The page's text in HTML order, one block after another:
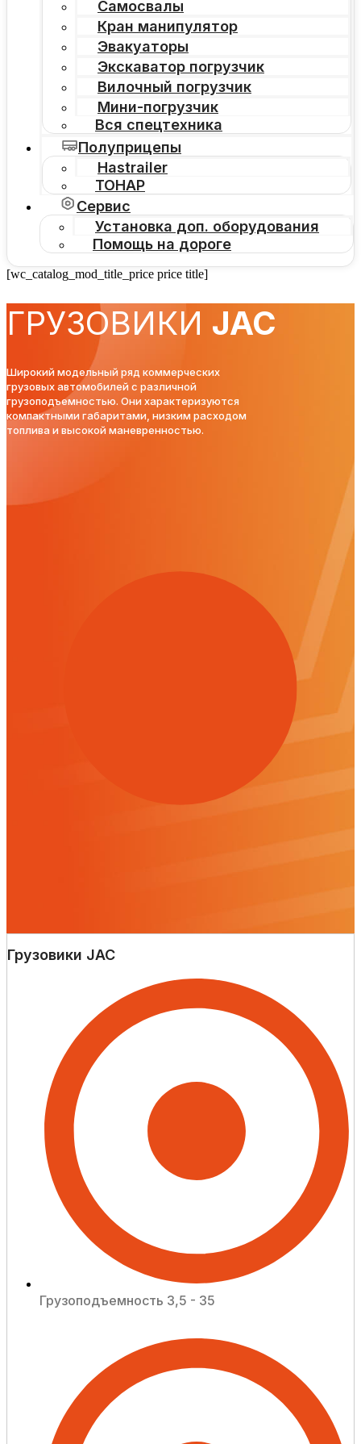
Самосвалы
Кран манипулятор
Эвакуаторы
Экскаватор погрузчик
Вилочный погрузчик
Мини-погрузчик
Вся спецтехника
Полуприцепы
Hastrailer
ТОНАР
Сервис
Установка доп. оборудования
Помощь на дороге
[wc_catalog_mod_title_price price title]
ГРУЗОВИКИ JAC
Широкий модельный ряд коммерческих
грузовых автомобилей с различной
грузоподъемностью. Они характеризуются
компактными габаритами, низким расходом
топлива и высокой маневренностью.
Грузовики JAC
Грузоподъемность 3,5 - 35